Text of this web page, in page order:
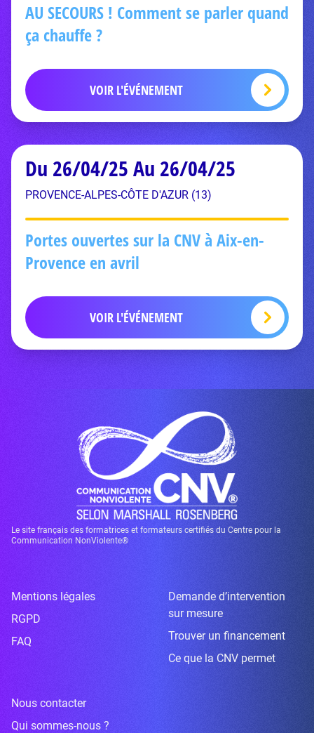
AU SECOURS ! Comment se parler quand
ça chauffe ?
VOIR L'ÉVÉNEMENT
Du 26/04/25 Au 26/04/25
PROVENCE-ALPES-CÔTE D'AZUR (13)
Portes ouvertes sur la CNV à Aix-en-
Provence en avril
VOIR L'ÉVÉNEMENT
Le site français des formatrices et formateurs certifiés du Centre pour la
Communication NonViolente®
Mentions légales
RGPD
FAQ
Demande d’intervention
sur mesure
Trouver un financement
Ce que la CNV permet
Nous contacter
Qui sommes-nous ?